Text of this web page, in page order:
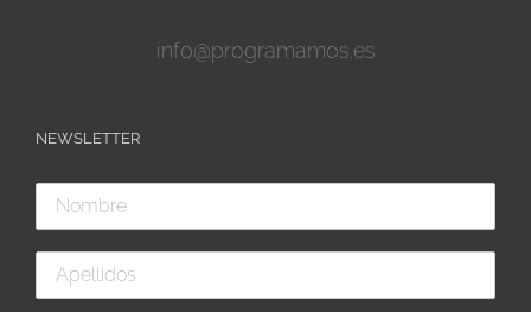
info@programamos.es
NEWSLETTER